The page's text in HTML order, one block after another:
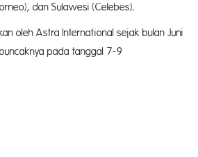
dan Sulawesi (Celebes).
oleh Astra International sejak bulan Juni
pada tanggal 7-9